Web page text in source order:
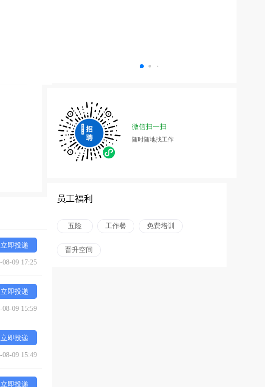
立即投递
09 17:25
立即投递
09 15:59
立即投递
09 15:49
立即投递
微信扫一扫
随时随地找工作
员工福利
五险 工作餐 免费培训
晋升空间